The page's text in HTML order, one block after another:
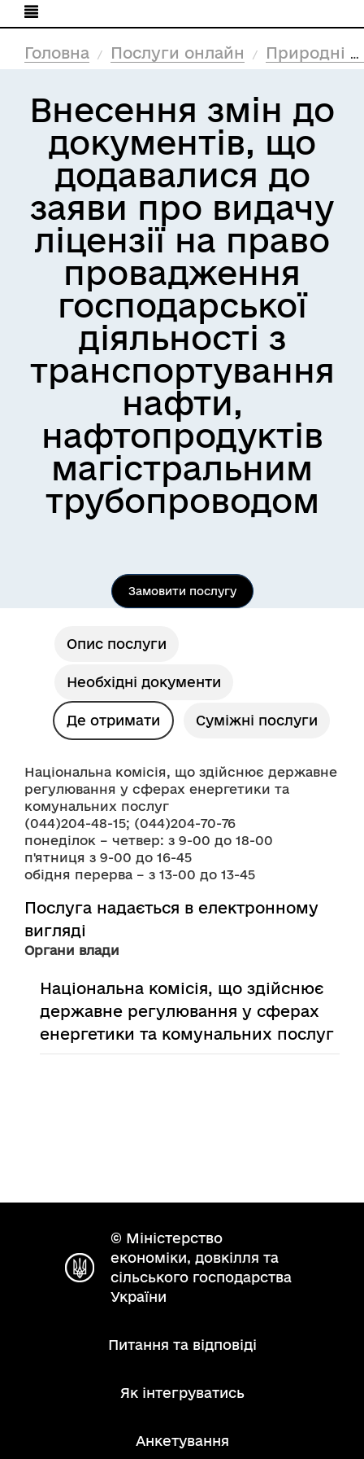
Головна Послуги онлайн Природні ресурси та екологія
Внесення змін до
документів, що
додавалися до
заяви про видачу
ліцензії на право
провадження
господарської
діяльності з
транспортування
нафти,
нафтопродуктів
магістральним
трубопроводом
Замовити послугу
Опис послуги
Необхідні документи
Де отримати Суміжні послуги
Національна комісія, що здійснює державне
регулювання у сферах енергетики та
комунальних послуг
(044)204-48-15; (044)204-70-76
понеділок – четвер: з 9-00 до 18-00
п'ятниця з 9-00 до 16-45
обідня перерва – з 13-00 до 13-45
Послуга надається в електронному
вигляді
Органи влади
Національна комісія, що здійснює
державне регулювання у сферах
енергетики та комунальних послуг
© Міністерство
економіки, довкілля та
сільського господарства
України
Питання та відповіді
Як інтегруватись
Анкетування